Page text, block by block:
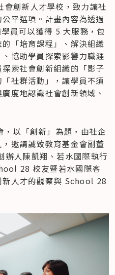
創新人才學校，致力讓社
平選項。計畫內容為透過
員可以獲得 5 大服務，包
「培育課程」、解決組織
協助學員探索影響力職涯
索社會創新組織的「影子
社群活動」，讓學員不須
度地認識社會創新領域、
以「創新」為題，由社企
邀請誠致教育基金會副董
人陳凱翔、若水國際執行
28 校友暨若水國際客
新人才的觀察與 School 28